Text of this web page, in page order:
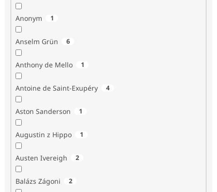
Anonym 1
Anselm Grün 6
Anthony de Mello 1
Antoine de Saint-Exupéry 4
Aston Sanderson 1
Augustin z Hippo 1
Austen Ivereigh 2
Balázs Zágoni 2